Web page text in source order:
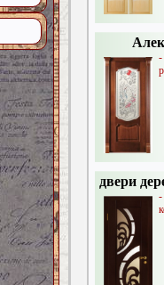
-
двери